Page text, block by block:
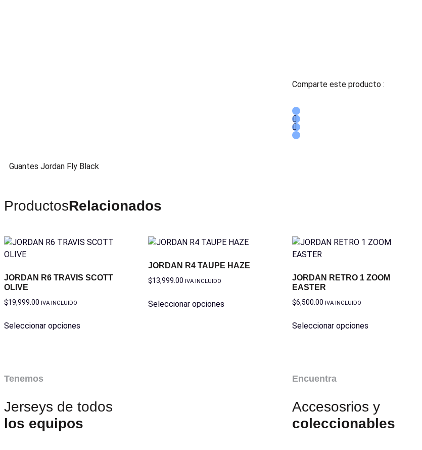
Comparte este producto :
Guantes Jordan Fly Black
ProductosRelacionados
JORDAN R6 TRAVIS SCOTT
OLIVE
$19,999.00 IVA INCLUIDO
Seleccionar opciones
JORDAN R4 TAUPE HAZE
$13,999.00 IVA INCLUIDO
Seleccionar opciones
JORDAN RETRO 1 ZOOM
EASTER
$6,500.00 IVA INCLUIDO
Seleccionar opciones
Tenemos
Jerseys de todos
los equipos
Encuentra
Accesosrios y
coleccionables